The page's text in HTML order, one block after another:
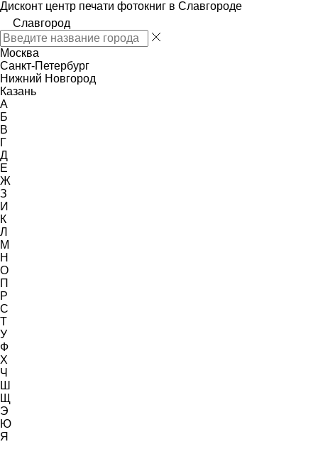
Дисконт центр печати фотокниг в Славгороде
Славгород
Москва
Санкт-Петербург
Нижний Новгород
Казань
А
Б
В
Г
Д
Е
Ж
З
И
К
Л
М
Н
О
П
Р
С
Т
У
Ф
Х
Ч
Ш
Щ
Э
Ю
Я